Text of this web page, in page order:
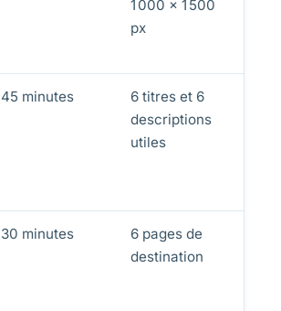
1 000 × 1 500
px
45 minutes
6 titres et 6
descriptions
utiles
30 minutes
6 pages de
destination